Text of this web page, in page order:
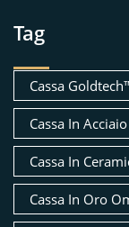
Tag
Cassa
Cassa In
Cassa In
Cassa In Oro